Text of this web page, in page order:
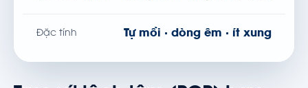
Đặc tính Tự mồi · dòng êm · ít xung